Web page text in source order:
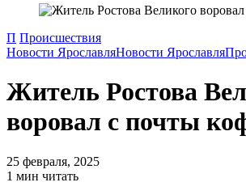
П Происшествия
Новости ЯрославляНовости Ярославля
Житель Ростова
воровал с почты
25 февраля, 2025
1 мин читать